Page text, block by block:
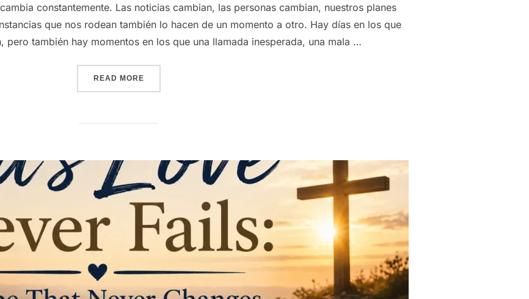
constantemente. Las noticias cambian, las personas cambian, nuestros planes
que nos rodean también lo hacen de un momento a otro. Hay días en los que
pero también hay momentos en los que una llamada inesperada, una mala …
READ MORE“LA PAZ DE DIOS NO DEPENDE DE LAS CIRCUNSTANCIAS”